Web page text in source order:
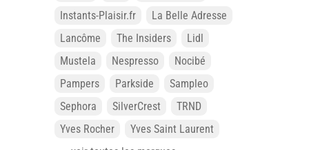
Instants-Plaisir.fr
La Belle Adresse
Lancôme
The Insiders
Lidl
Mustela
Nespresso
Nocibé
Pampers
Parkside
Sampleo
Sephora
SilverCrest
TRND
Yves Rocher
Yves Saint Laurent